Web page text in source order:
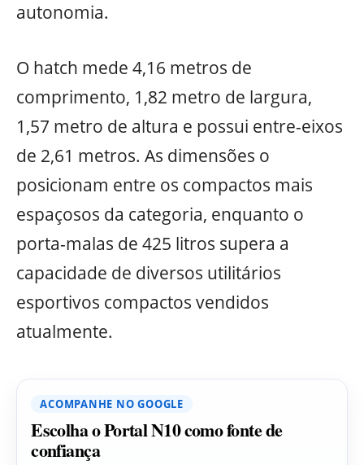
autonomia.
O hatch mede 4,16 metros de
comprimento, 1,82 metro de largura,
1,57 metro de altura e possui entre-eixos
de 2,61 metros. As dimensões o
posicionam entre os compactos mais
espaçosos da categoria, enquanto o
porta-malas de 425 litros supera a
capacidade de diversos utilitários
esportivos compactos vendidos
atualmente.
ACOMPANHE NO GOOGLE
Escolha o Portal N10 como fonte de
confiança